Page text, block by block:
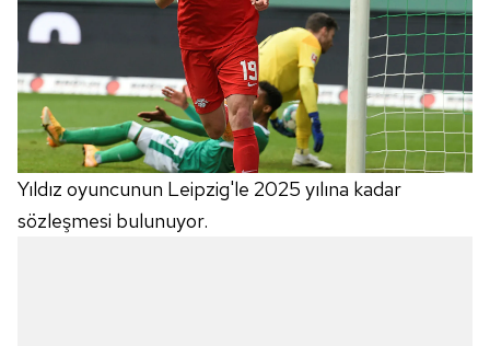
Yıldız oyuncunun Leipzig'le 2025 yılına kadar
sözleşmesi bulunuyor.